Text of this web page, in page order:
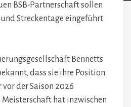
BSB-Partnerschaft sollen
Streckentage eingeführt
Bennetts
dass sie ihre Position
der Saison 2026
Meisterschaft hat inzwischen